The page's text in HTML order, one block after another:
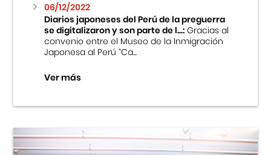
06/12/2022
Diarios japoneses del Perú de la preguerra
se digitalizaron y son parte de l...:Gracias al
convenio entre el Museo de la Inmigración
Japonesa al Perú “Ca...
Ver más